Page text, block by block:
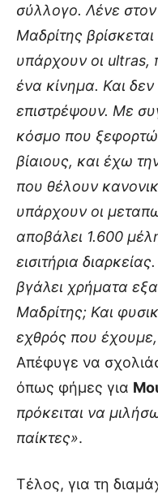
σύλλογο. Λένε
Μαδρίτης
υπάρχουν οι ultras,
ένα κίνημα. Και
επιστρέψουν. Με
κόσμο που
βίαιους, και έχω
που θέλουν
υπάρχουν οι
αποβάλει 1.600
εισιτήρια
βγάλει χρήματα
Μαδρίτης; Και
εχθρός που έχουμε,
Απέφυγε να
όπως φήμες για
πρόκειται να
παίκτες».
Τέλος, για τη